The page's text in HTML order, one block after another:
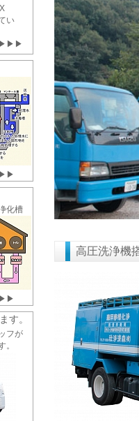
い
▶▶▶
化槽
す。
フが
。
高圧洗浄機